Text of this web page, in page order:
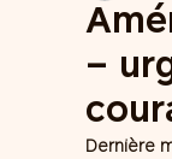
–
Dernière